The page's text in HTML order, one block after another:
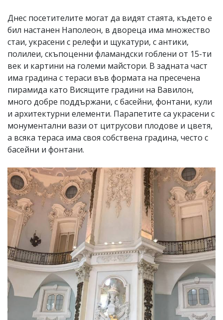
Днес посетителите могат да видят стаята, където е
бил настанен Наполеон, в двореца има множество
стаи, украсени с релефи и щукатури, с антики,
полилеи, скъпоценни фламандски гоблени от 15-ти
век и картини на големи майстори. В задната част
има градина с тераси във формата на пресечена
пирамида като Висящите градини на Вавилон,
много добре поддържани, с басейни, фонтани, кули
и архитектурни елементи. Парапетите са украсени с
монументални вази от цитрусови плодове и цветя,
а всяка тераса има своя собствена градина, често с
басейни и фонтани.